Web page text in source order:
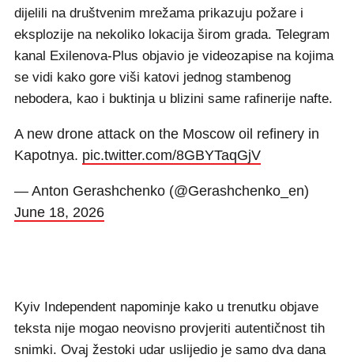
dijelili na društvenim mrežama prikazuju požare i
eksplozije na nekoliko lokacija širom grada. Telegram
kanal Exilenova-Plus objavio je videozapise na kojima
se vidi kako gore viši katovi jednog stambenog
nebodera, kao i buktinja u blizini same rafinerije nafte.
A new drone attack on the Moscow oil refinery in
Kapotnya. pic.twitter.com/8GBYTaqGjV
— Anton Gerashchenko (@Gerashchenko_en)
June 18, 2026
Kyiv Independent napominje kako u trenutku objave
teksta nije mogao neovisno provjeriti autentičnost tih
snimki. Ovaj žestoki udar uslijedio je samo dva dana